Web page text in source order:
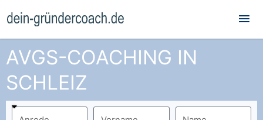
AVGS-COACHING IN
SCHLEIZ